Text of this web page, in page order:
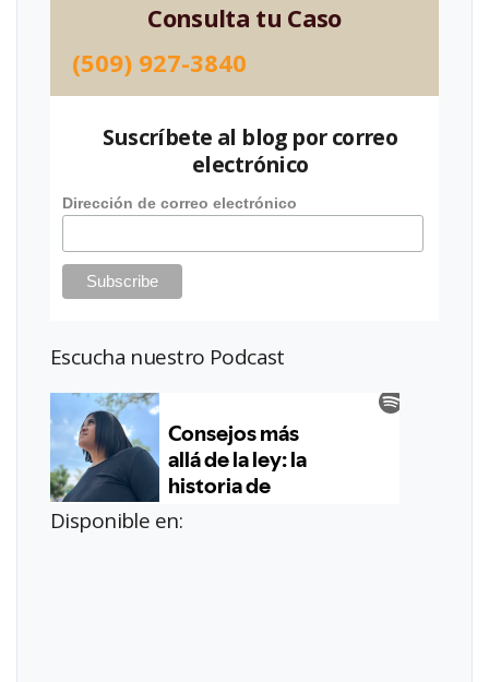
Consulta tu Caso
(509) 927-3840
Suscríbete al blog por correo
electrónico
Dirección de correo electrónico
Escucha nuestro Podcast
Disponible en: